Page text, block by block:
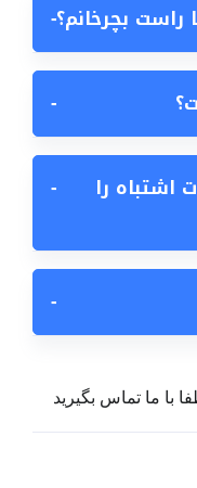
بچرخانم؟−
−
را
−
−
با ما تماس بگیرید